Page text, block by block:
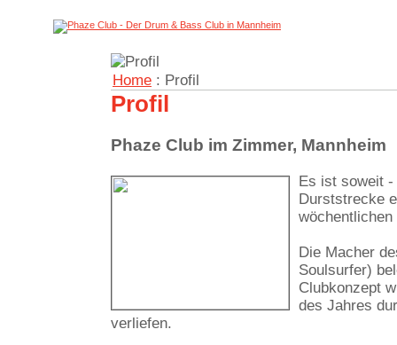
Home : Profil
Profil
Phaze Club im Zimmer, Mannheim
Es ist soweit -
Durststrecke
Die Macher
Soulsurfer)
Clubkonzept
des Jahres
verliefen.